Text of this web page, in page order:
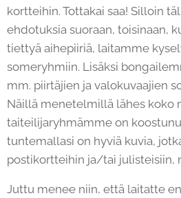
kortteihin. Tottakai saa! Silloin
ehdotuksia suoraan, toisinaan,
tiettyä aihepiiriä, laitamme
someryhmiin. Lisäksi
mm. piirtäjien ja valokuvaajien
Näillä menetelmillä lähes koko
taiteilijaryhmämme on
tuntemallasi on hyviä kuvia,
postikortteihin ja/tai julisteisiin,
Juttu menee niin, että laitatte